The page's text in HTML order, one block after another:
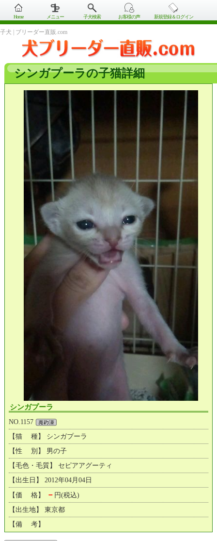
Home メニュー 子犬検索 お客様の声 新規登録＆ログイン
子犬 | ブリーダー直販.com
シンガプーラの子猫詳細
シンガプーラ
NO.1157
【猫 種】 シンガプーラ
【性 別】 男の子
【毛色・毛質】 セピアアグーティ
【出生日】 2012年04月04日
【価 格】 － 円(税込)
【出生地】 東京都
【備 考】